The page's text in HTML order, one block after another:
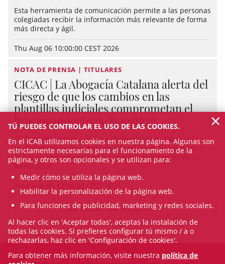
Esta herramienta de comunicación permite a las personas
colegiadas recibir la información más relevante de forma
más directa y ágil.
Thu Aug 06 10:00:00 CEST 2026
NOTA DE PRENSA | TITULARES
CICAC | La Abogacía Catalana alerta del
riesgo de que los cambios en las
plantillas judiciales comprometan el
funcionamiento de la Justicia
El "Consell" reclama que cualquier decisión sobre las
plantillas tenga en cuenta su impacto sobre el servicio
público y traslada esta preocupación al Gobierno de la
Generalitat.
VER TODAS LAS NOTICIAS
MAPA WEB ACCESIBILIDAD AVISO LEGAL
TÚ PUEDES CONTROLAR EL USO DE LAS COOKIES.
En el ICAB utilizamos cookies en nuestra página. Algunas son
estrictamente necesarias para el funcionamiento de la
página, y otros son opcionales y se utilizan para:
Medir cómo se utiliza la página web.
Habilitar la personalización de la página web.
Para funciones de publicidad, marketing y redes sociales.
Al hacer clic en 'Aceptar todas', aceptas la instalación de
todas las cookies. Si prefieres configurar tú mismo / a o
rechazarlas, haz clic en 'Configuración de cookies'.
Para obtener más información, visite nuestra política de
×